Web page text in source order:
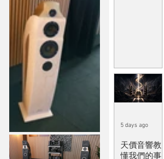
天價音響教
懂我們的事
5 days ago